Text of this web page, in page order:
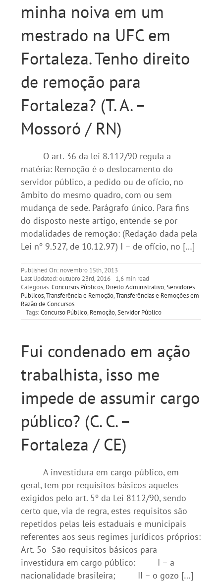
minha noiva em um
mestrado na UFC em
Fortaleza. Tenho direito
de remoção para
Fortaleza? (T. A. –
Mossoró / RN)
O art. 36 da lei 8.112/90 regula a
matéria: Remoção é o deslocamento do
servidor público, a pedido ou de ofício, no
âmbito do mesmo quadro, com ou sem
mudança de sede. Parágrafo único. Para fins
do disposto neste artigo, entende-se por
modalidades de remoção: (Redação dada pela
Lei nº 9.527, de 10.12.97) I – de ofício, no […]
Published On: novembro 15th, 2013
Last Updated: outubro 23rd, 2016
1,6 min read
Categorias:Concursos Públicos, Direito Administrativo,Servidores
Públicos,Transferência e Remoção,Transferências e Remoções em
Razão de Concursos
Tags:Concurso Público, Remoção,Servidor Público
Fui condenado em ação
trabalhista, isso me
impede de assumir cargo
público? (C. C. –
Fortaleza / CE)
A investidura em cargo público, em
geral, tem por requisitos básicos aqueles
exigidos pelo art. 5º da Lei 8112/90, sendo
certo que, via de regra, estes requisitos são
repetidos pelas leis estaduais e municipais
referentes aos seus regimes jurídicos próprios:
Art. 5o São requisitos básicos para
investidura em cargo público: I – a
nacionalidade brasileira; II – o gozo […]